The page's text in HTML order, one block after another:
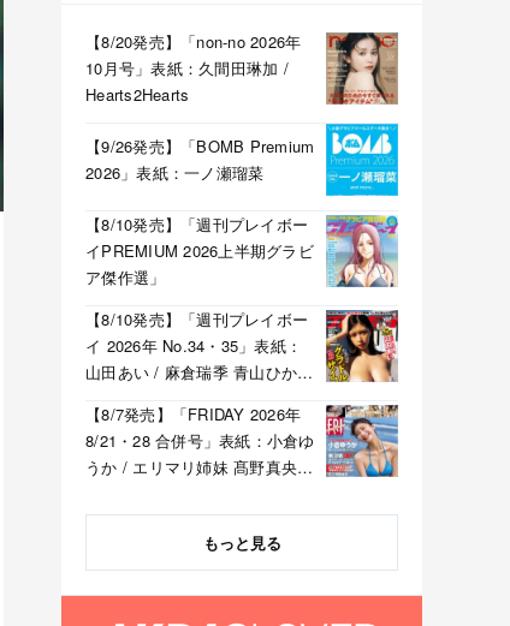
【8/20発売】「non-no 2026年
10月号」表紙：久間田琳加 /
Hearts2Hearts
【9/26発売】「BOMB Premium
2026」表紙：一ノ瀬瑠菜
【8/10発売】「週刊プレイボー
イPREMIUM 2026上半期グラビ
ア傑作選」
【8/10発売】「週刊プレイボー
イ 2026年 No.34・35」表紙：
山田あい / 麻倉瑞季 青山ひかる
【8/7発売】「FRIDAY 2026年
8/21・28 合併号」表紙：小倉ゆ
うか / エリマリ姉妹 髙野真央
もっと見る